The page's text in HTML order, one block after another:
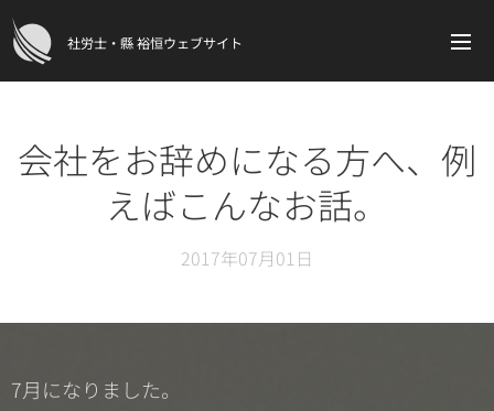
社労士・縣 裕恒ウェブサイト
会社をお辞めになる方へ、例
えばこんなお話。
2017年07月01日
7月になりました。